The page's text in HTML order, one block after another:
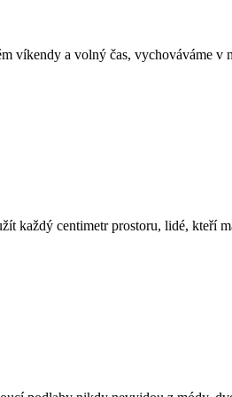
víkendy a volný čas, vychováváme v
každý centimetr prostoru, lidé, kteří